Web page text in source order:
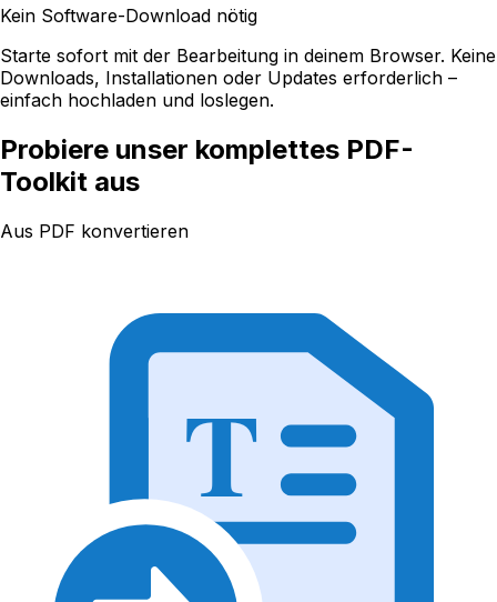
Kein Software-Download nötig
Starte sofort mit der Bearbeitung in deinem Browser. Keine
Downloads, Installationen oder Updates erforderlich –
einfach hochladen und loslegen.
Probiere unser komplettes PDF-
Toolkit aus
Aus PDF konvertieren
T